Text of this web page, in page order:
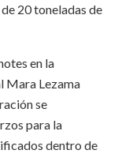
20 toneladas de
en la
Mara Lezama
se
para la
dentro de